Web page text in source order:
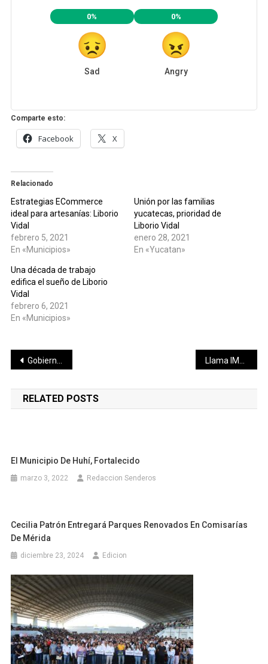
0%
Sad
0%
Angry
Comparte esto:
Facebook X
Relacionado
Estrategias ECommerce
ideal para artesanías: Liborio
Vidal
febrero 5, 2021
En «Municipios»
Unión por las familias
yucatecas, prioridad de
Liborio Vidal
enero 28, 2021
En «Yucatan»
Una década de trabajo
edifica el sueño de Liborio
Vidal
febrero 6, 2021
En «Municipios»
Navegación
de
entradas
Gobierno del Estado suma esfuerzos para impulsar a las artesanas y artesanos del oriente de Yucatán
RELATED POSTS
El Municipio De Huhí, Fortalecido
marzo 3, 2022 Redaccion Senderos
Cecilia Patrón Entregará Parques Renovados En Comisarías
De Mérida
diciembre 23, 2024 Edicion